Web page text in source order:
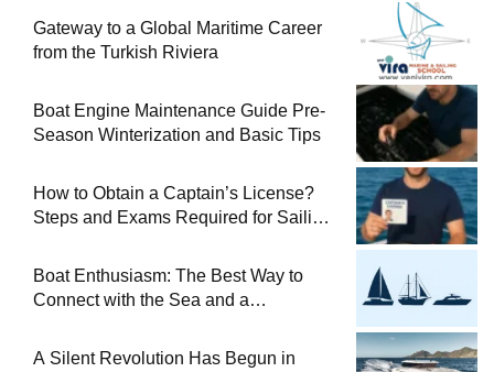
Gateway to a Global Maritime Career
from the Turkish Riviera
Boat Engine Maintenance Guide Pre-
Season Winterization and Basic Tips
How to Obtain a Captain’s License?
Steps and Exams Required for Sailing
Boat Enthusiasm: The Best Way to
Connect with the Sea and a
A Silent Revolution Has Begun in